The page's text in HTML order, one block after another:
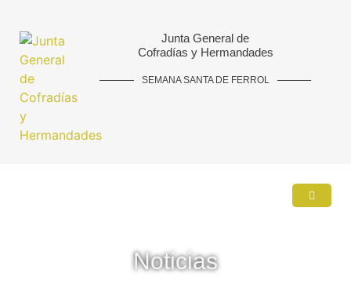
Junta General de
Cofradías y Hermandades
SEMANA SANTA DE FERROL
Noticias